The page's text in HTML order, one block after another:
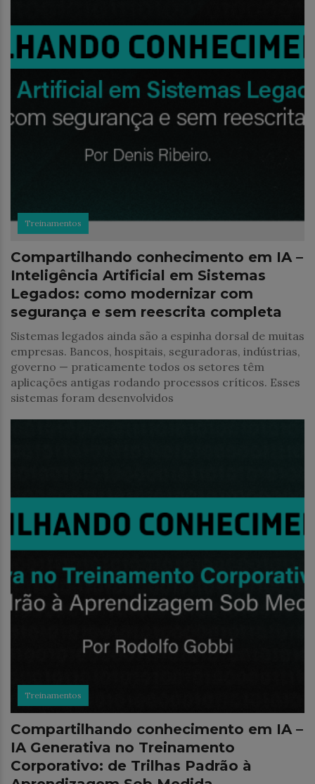
Treinamentos
Compartilhando conhecimento em IA –
Inteligência Artificial em Sistemas
Legados: como modernizar com
segurança e sem reescrita completa
Sistemas legados ainda são a espinha dorsal de muitas
empresas. Bancos, hospitais, seguradoras, indústrias,
governo — praticamente todos os setores têm
aplicações antigas rodando processos críticos. Esses
sistemas foram desenvolvidos
Treinamentos
Compartilhando conhecimento em IA –
IA Generativa no Treinamento
Corporativo: de Trilhas Padrão à